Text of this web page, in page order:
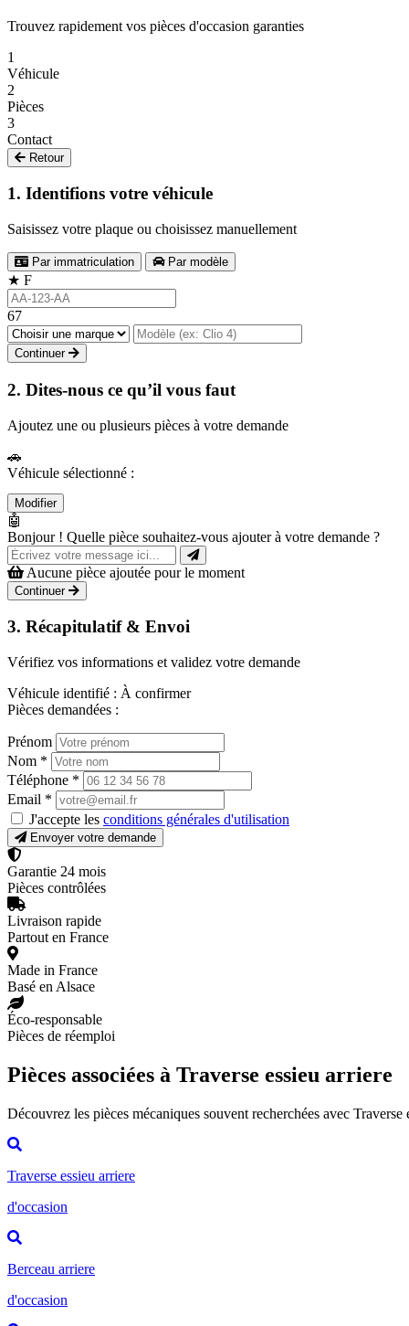
Trouvez rapidement vos pièces d'occasion garanties
1
Véhicule
2
Pièces
3
Contact
Retour
1. Identifions votre véhicule
Saisissez votre plaque ou choisissez manuellement
Par immatriculation Par modèle
★ F
67
Continuer
2. Dites-nous ce qu’il vous faut
Ajoutez une ou plusieurs pièces à votre demande
🚗
Véhicule sélectionné :
Modifier
🤖
Bonjour ! Quelle pièce souhaitez-vous ajouter à votre demande ?
Aucune pièce ajoutée pour le moment
Continuer
3. Récapitulatif & Envoi
Vérifiez vos informations et validez votre demande
Véhicule identifié : À confirmer
Pièces demandées :
Prénom
Nom *
Téléphone *
Email *
J'accepte les conditions générales d'utilisation
Envoyer votre demande
Garantie 24 mois
Pièces contrôlées
Livraison rapide
Partout en France
Made in France
Basé en Alsace
Éco-responsable
Pièces de réemploi
Pièces associées à Traverse essieu arriere
Découvrez les pièces mécaniques souvent recherchées avec Traverse
Traverse essieu arriere
d'occasion
Berceau arriere
d'occasion